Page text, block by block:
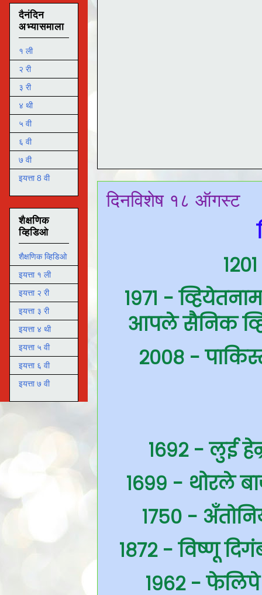
दिनविशेष १८ ऑगस्ट
१९७१ -
आपले सैनिक
२००८ -
१६९२ - लुई
१६९९ - थोरले
१७५० -
१८७२ - विष्णू
१९६२ - फेलिपे
दैनंदिन
अभ्यासमाला
१ ली
२ री
३ री
४ थी
५ वी
६ वी
७ वी
इयत्ता 8 वी
शैक्षणिक
व्हिडिओ
शैक्षणिक व्हिडिओ
इयत्ता १ ली
इयत्ता २ री
इयत्ता ३ री
इयत्ता ४ थी
इयत्ता ५ वी
इयत्ता ६ वी
इयत्ता ७ वी